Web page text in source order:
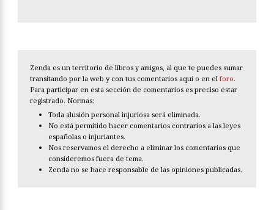
Zenda es un territorio de libros y amigos, al que te puedes sumar
transitando por la web y con tus comentarios aquí o en el foro.
Para participar en esta sección de comentarios es preciso estar
registrado. Normas:
Toda alusión personal injuriosa será eliminada.
No está permitido hacer comentarios contrarios a las leyes
españolas o injuriantes.
Nos reservamos el derecho a eliminar los comentarios que
consideremos fuera de tema.
Zenda no se hace responsable de las opiniones publicadas.